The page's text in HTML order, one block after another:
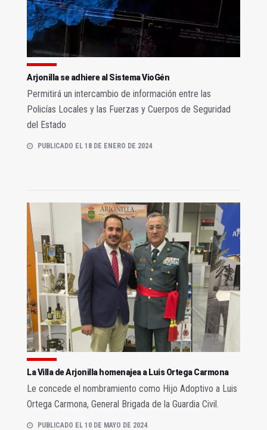
Arjonilla se adhiere al Sistema VioGén
Permitirá un intercambio de información entre las
Policías Locales y las Fuerzas y Cuerpos de Seguridad
del Estado
PUBLICADO EL 18 DE ENERO DE 2024
La Villa de Arjonilla homenajea a Luis Ortega Carmona
Le concede el nombramiento como Hijo Adoptivo a Luis
Ortega Carmona, General Brigada de la Guardia Civil.
PUBLICADO EL 10 DE MAYO DE 2024